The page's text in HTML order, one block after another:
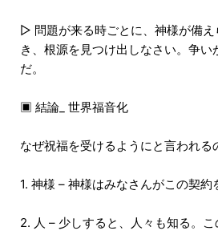
▷ 問題が来る時ごとに、神様が備
き、根源を見つけ出しなさい。争
だ。
▣ 結論_ 世界福音化
なぜ祝福を受けるようにと言われる
1. 神様 – 神様はみなさんがこの契
2. 人 – 少しすると、人々も知る。